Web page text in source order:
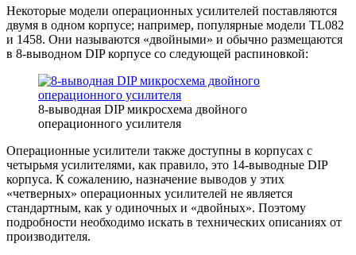
Некоторые модели операционных усилителей поставляются
двумя в одном корпусе; например, популярные модели TL082
и 1458. Они называются «двойными» и обычно размещаются
в 8-выводном DIP корпусе со следующей распиновкой:
8-выводная DIP микросхема двойного
операционного усилителя
Операционные усилители также доступны в корпусах с
четырьмя усилителями, как правило, это 14-выводные DIP
корпуса. К сожалению, назначение выводов у этих
«четверных» операционных усилителей не является
стандартным, как у одиночных и «двойных». Поэтому
подробности необходимо искать в технических описаниях от
производителя.